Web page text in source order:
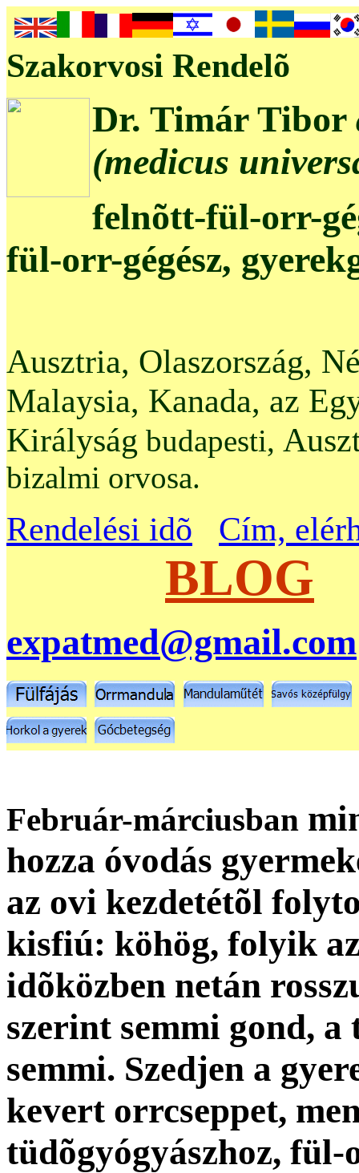
Szakorvosi Rendelõ
Dr. Timár Tibor
(medicus
felnõtt-fül-orr-
fül-orr-gégész,
Ausztria, Olaszország,
Malaysia, Kanada, az
Királyság budapesti,
bizalmi orvosa.
Rendelési idõ Cím,
BLOG
expatmed@gmail.com
Február-márciusban
hozza óvodás
az ovi kezdetétõl
kisfiú: köhög, folyik
idõközben netán
szerint semmi gond,
semmi. Szedjen a
kevert orrcseppet,
tüdõgyógyászhoz, fül-